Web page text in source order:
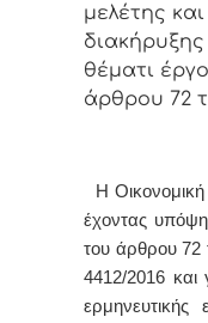
μελέτης
θέματι
άρθρου 72
Η Οικονομική
έχοντας υπόψη
του άρθρου 72
4412/2016 και